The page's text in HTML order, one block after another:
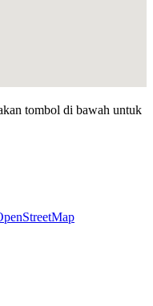
tombol di bawah untuk